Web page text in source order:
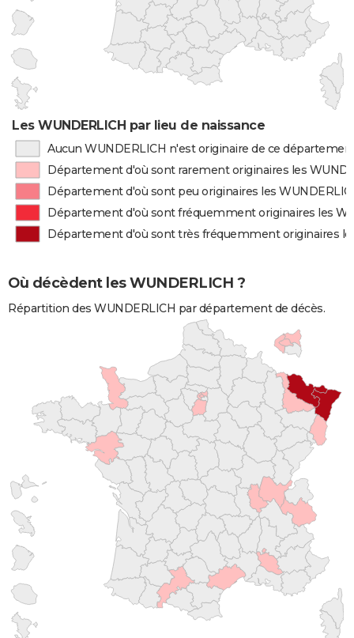
Les WUNDERLICH par lieu de naissance
Aucun WUNDERLICH n'est originaire de ce
Département d'où sont rarement originaires les
Département d'où sont peu originaires les
Département d'où sont fréquemment originaires les
Département d'où sont très fréquemment originaires
Où décèdent les WUNDERLICH ?
Répartition des WUNDERLICH par département de décès.